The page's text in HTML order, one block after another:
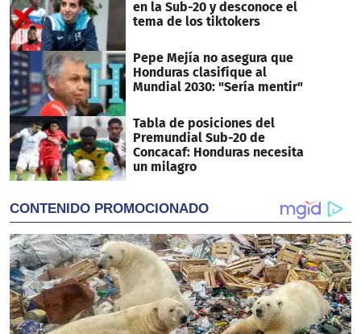
en la Sub-20 y desconoce el
tema de los tiktokers
Pepe Mejía no asegura que
Honduras clasifique al
Mundial 2030: "Sería mentir"
Tabla de posiciones del
Premundial Sub-20 de
Concacaf: Honduras necesita
un milagro